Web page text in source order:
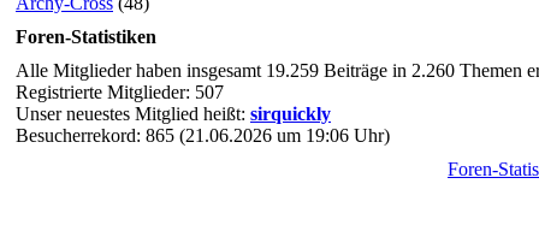
Foren-Statistiken
Alle Mitglieder haben insgesamt 19.259 Beiträge in 2.260 Themen
Registrierte Mitglieder: 507
Unser neuestes Mitglied heißt: sirquickly
Besucherrekord: 865 (21.06.2026 um 19:06 Uhr)
Foren-